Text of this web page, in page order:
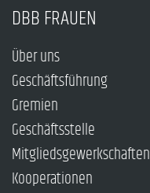
DBB FRAUEN
Über uns
Geschäftsführung
Gremien
Geschäftsstelle
Mitgliedsgewerkschaften
Kooperationen